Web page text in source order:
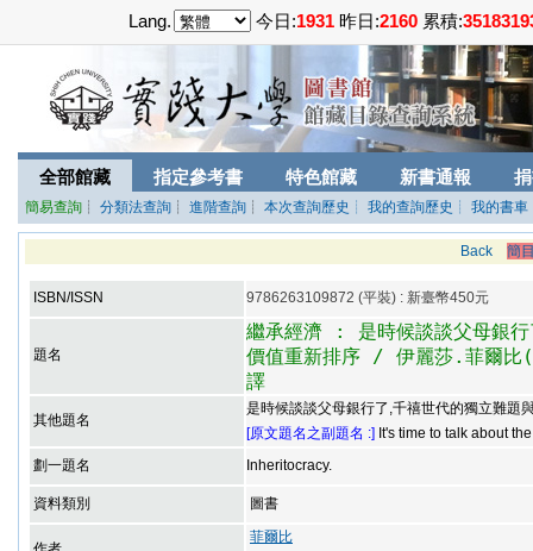
Lang. 今日:1931 昨日:2160 累積:
全部館藏 指定參考書 特色館藏 新書通報
簡易查詢 ┊ 分類法查詢 ┊ 進階查詢 ┊ 本次查詢歷史 ┊ 我的查詢歷史 ┊ 我的書車
Back 簡
ISBN/ISSN 9786263109872 (平裝) : 新臺幣450元
題名
繼承經濟 : 是時候談談父母銀
價值重新排序 / 伊麗莎.菲
譯
其他題名
是時候談談父母銀行了,千禧世代的獨立難題
[原文題名之副題名 :] It's time to talk about
劃一題名
Inheritocracy.
資料類別 圖書
菲爾比